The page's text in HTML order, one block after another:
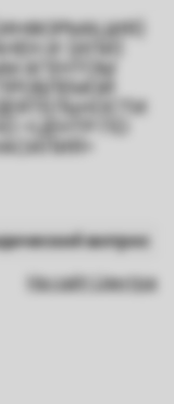
И (ИЛИ)
АГЕНТОМ
«ЦЕНТР ПО
вопрос
На сайт Центра